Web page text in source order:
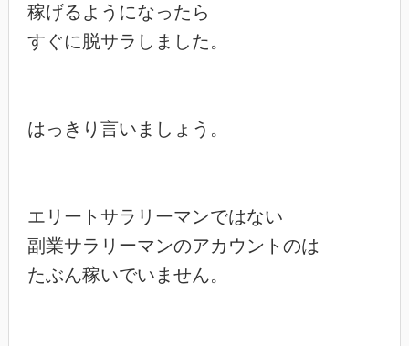
稼げるようになったら
すぐに脱サラしました。
はっきり言いましょう。
エリートサラリーマンではない
副業サラリーマンのアカウントのは
たぶん稼いでいません。